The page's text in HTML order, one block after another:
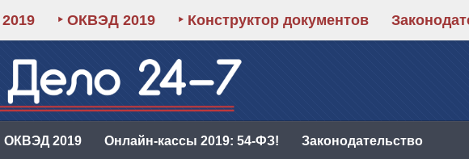
‣ ОКВЭД 2019 ‣ Конструктор документов
ОКВЭД 2019 Онлайн-кассы 2019: 54-ФЗ! Законодательство